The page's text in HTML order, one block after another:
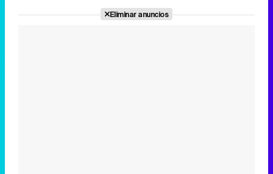
Eliminar anuncios